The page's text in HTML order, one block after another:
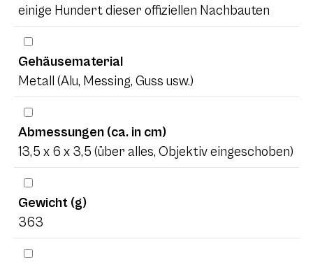
einige Hundert dieser offiziellen Nachbauten
Gehäusematerial
Metall (Alu, Messing, Guss usw.)
Abmessungen (ca. in cm)
13,5 x 6 x 3,5 (über alles, Objektiv eingeschoben)
Gewicht (g)
363